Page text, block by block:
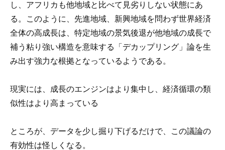
し、アフリカも他地域と比べて見劣りしない状態にあ
る。このように、先進地域、新興地域を問わず世界経済
全体の高成長は、特定地域の景気後退が他地域の成長で
補う粘り強い構造を意味する「デカップリング」論を生
み出す強力な根拠となっているようである。
現実には、成長のエンジンはより集中し、経済循環の類
似性はより高まっている
ところが、データを少し掘り下げるだけで、この議論の
有効性は怪しくなる。